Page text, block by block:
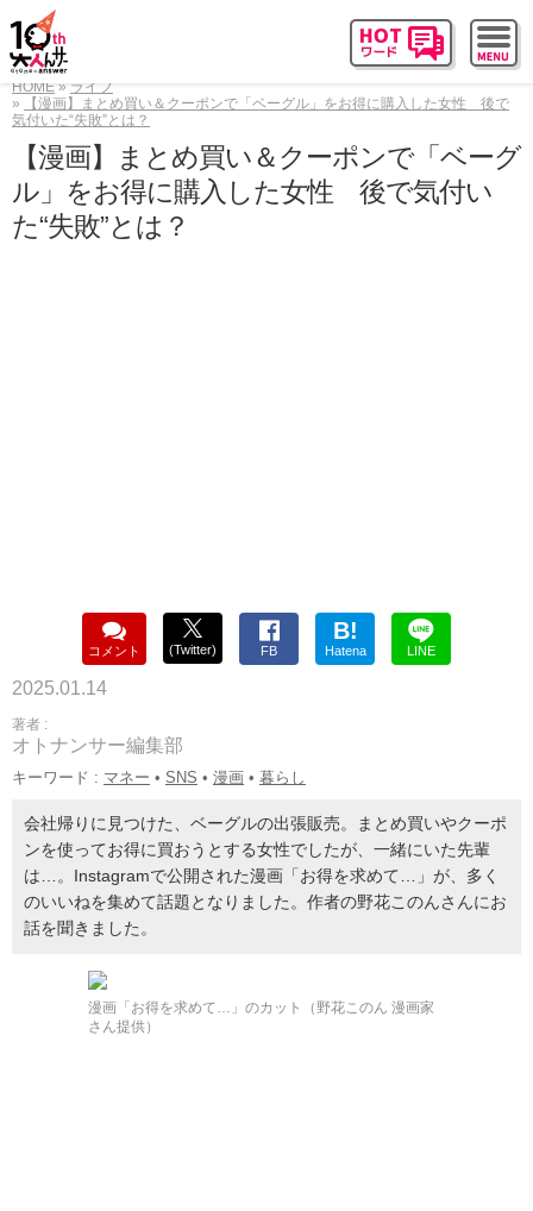
HOME
ライフ
【漫画】まとめ買い＆クーポンで「ベーグル」をお得に購入した女性 後で
気付いた“失敗”とは？
【漫画】まとめ買い＆クーポンで「ベーグ
ル」をお得に購入した女性 後で気付い
た“失敗”とは？
コメント (Twitter) FB
B!
Hatena LINE
2025.01.14
著者 :
オトナンサー編集部
キーワード : マネー • SNS • 漫画 • 暮らし
会社帰りに見つけた、ベーグルの出張販売。まとめ買いやクーポ
ンを使ってお得に買おうとする女性でしたが、一緒にいた先輩
は…。Instagramで公開された漫画「お得を求めて…」が、多く
のいいねを集めて話題となりました。作者の野花このんさんにお
話を聞きました。
漫画「お得を求めて…」のカット（野花このん 漫画家
さん提供）